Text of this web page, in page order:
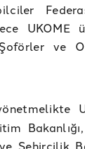
ve
Şehircilik